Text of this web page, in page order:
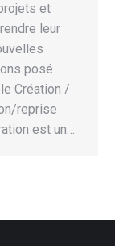
et
leur
posé
Création /
reprise
est un…